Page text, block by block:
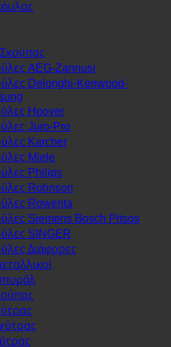
AEG-Zannusi
Delonghi-Kenwood-
Hoover
Juro-Pro
Karcher
Miele
Philips
Rohnson
Rowenta
Siemens Bosch Pitsos
SINGER
Διάφορες